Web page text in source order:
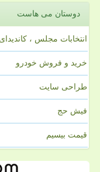
دوستان می هاست
انتخابات مجلس ،
خرید و فروش خودرو
طراحی سایت
فیش حج
قیمت بیسیم